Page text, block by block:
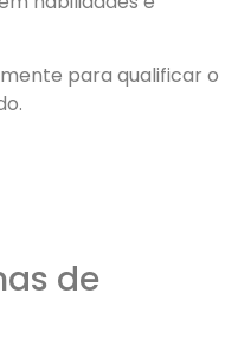
para qualificar o
de